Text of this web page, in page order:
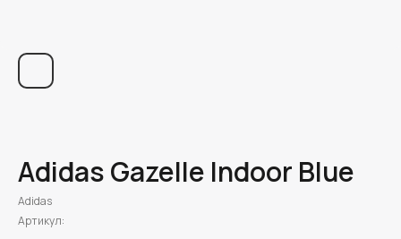
Adidas Gazelle Indoor Blue
Adidas
Артикул: